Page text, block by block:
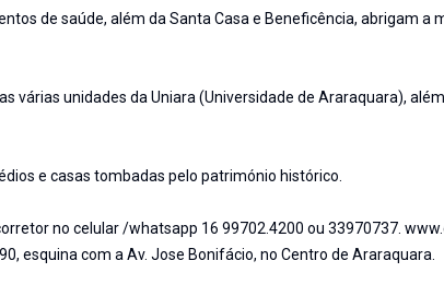
de saúde, além da Santa Casa e Beneficência, abrigam a
várias unidades da Uniara (Universidade de Araraquara),
e casas tombadas pelo património histórico.
no celular /whatsapp 16 99702.4200 ou 33970737.
esquina com a Av. Jose Bonifácio, no Centro de Araraquara.